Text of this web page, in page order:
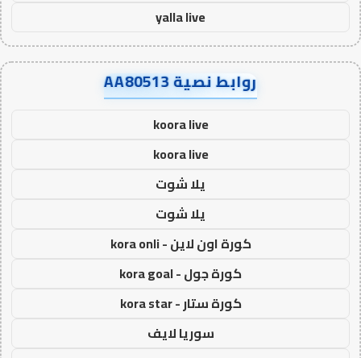
yalla live
روابط نصية AA80513
koora live
koora live
يلا شوت
يلا شوت
كورة اون لاين - kora onli
كورة جول - kora goal
كورة ستار - kora star
سوريا لايف